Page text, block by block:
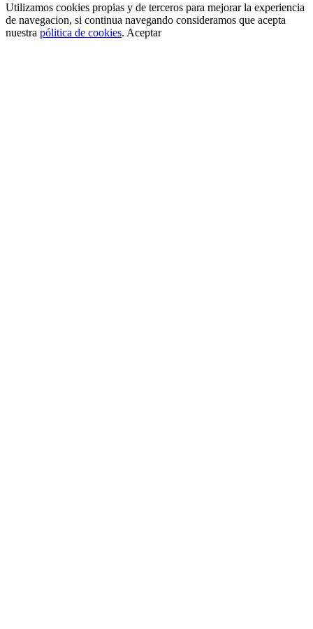
Utilizamos cookies propias y de terceros para mejorar la experiencia
de navegacion, si continua navegando consideramos que acepta
nuestra pólitica de cookies. Aceptar